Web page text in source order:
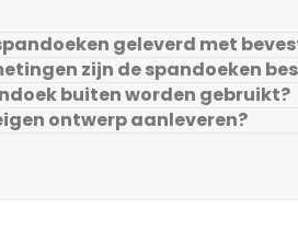
geleverd met
zijn de spandoeken
buiten worden gebruikt?
ontwerp aanleveren?